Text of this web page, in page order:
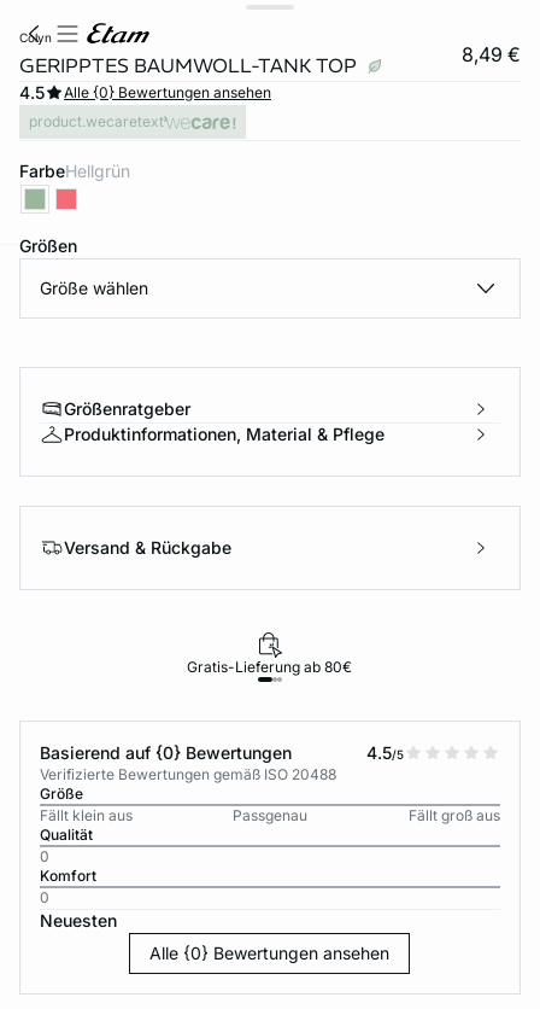
colyn
GERIPPTES BAUMWOLL-TANK TOP 8,49 €
4.5
Alle {0} Bewertungen ansehen
product.wecaretext
Farbe hellgrün
Größen
Größe wählen
Größenratgeber
Produktinformationen, Material & Pflege
Versand & Rückgabe
Gratis-Lieferung ab 80€
Basierend auf {0} Bewertungen 4.5/5
Verifizierte Bewertungen gemäß ISO 20488
Größe
Fällt klein aus
Passgenau
Fällt groß aus
Qualität
0
Komfort
0
Neuesten
Alle {0} Bewertungen ansehen